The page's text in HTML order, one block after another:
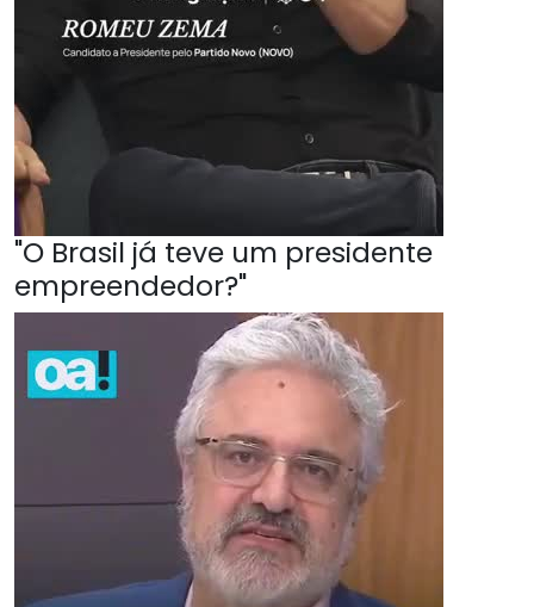
"O Brasil já teve um presidente
empreendedor?"